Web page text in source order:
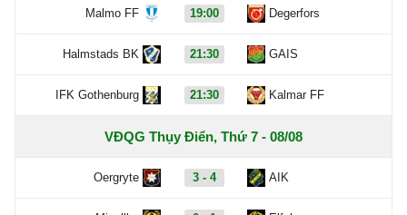
Malmo FF 19:00 Degerfors
Halmstads BK 21:30 GAIS
IFK Gothenburg 21:30 Kalmar FF
VĐQG Thụy Điển, Thứ 7 - 08/08
Oergryte 3 - 4 AIK